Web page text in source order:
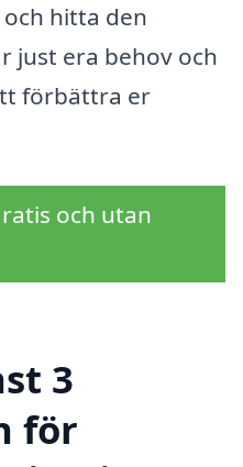
hitta den
just era behov och
förbättra er
och utan
3
för